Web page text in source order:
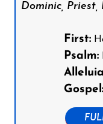
Dominic,
First:
Psalm:
Gospel: